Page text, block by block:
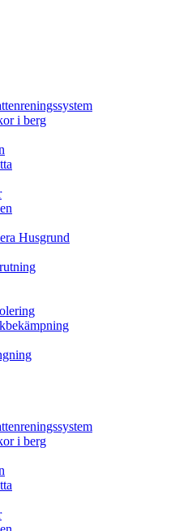
i berg
Husgrund
i berg